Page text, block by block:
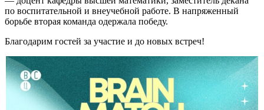
по воспитательной и внеучебной работе. В напряженный
борьбе вторая команда одержала победу.
Благодарим гостей за участие и до новых встреч!